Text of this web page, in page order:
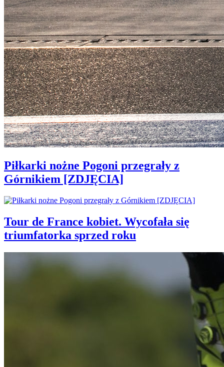
Piłkarki nożne Pogoni przegrały z
Górnikiem [ZDJĘCIA]
Tour de France kobiet. Wycofała się
triumfatorka sprzed roku